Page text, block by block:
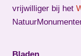
vrijwilliger bij het